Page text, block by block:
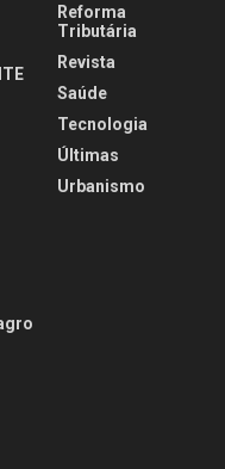
Reforma
Tributária
Revista
Saúde
Tecnologia
Últimas
Urbanismo